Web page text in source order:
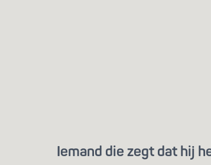
Iemand die zegt dat hij